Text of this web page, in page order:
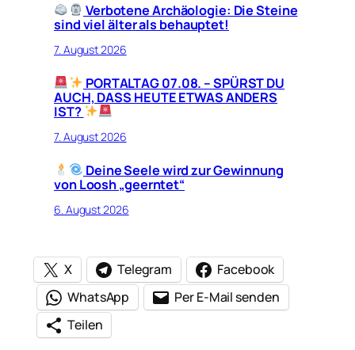
Verbotene Archäologie: Die Steine
sind viel älter als behauptet!
7. August 2026
PORTALTAG 07.08. – SPÜRST DU
AUCH, DASS HEUTE ETWAS ANDERS
IST?
7. August 2026
Deine Seele wird zur Gewinnung
von Loosh „geerntet“
6. August 2026
X Telegram
Facebook
WhatsApp
Per E-Mail senden
Teilen